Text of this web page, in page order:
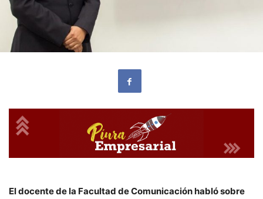
El docente de la Facultad de Comunicación habló sobre